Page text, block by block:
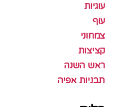
עוגיות
עוף
צמחוני
קציצות
ראש השנה
תבניות אפיה